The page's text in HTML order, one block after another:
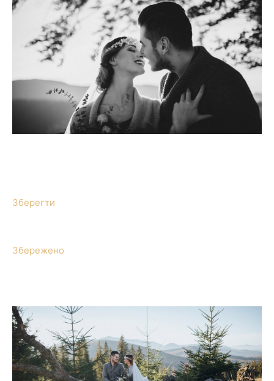
Зберегти
Збережено